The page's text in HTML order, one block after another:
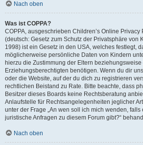
Nach oben
Was ist COPPA?
COPPA, ausgeschrieben Children’s Online Privacy
(deutsch: Gesetz zum Schutz der Privatsphäre von
1998) ist ein Gesetz in den USA, welches festlegt,
möglicherweise persönliche Daten von Kindern
hierzu die Zustimmung der Eltern
Erziehungsberechtigten benötigen. Wenn du dir
oder die Website, auf der du dich zu registrieren
rechtlichen Beistand zu Rate. Bitte beachte, dass
Besitzer dieses Boards keine Rechtsberatung
Anlaufstelle für Rechtsangelegenheiten jeglicher
unter der Frage „An wen soll ich mich wenden,
juristische Anfragen zu diesem Forum gibt?“
Nach oben